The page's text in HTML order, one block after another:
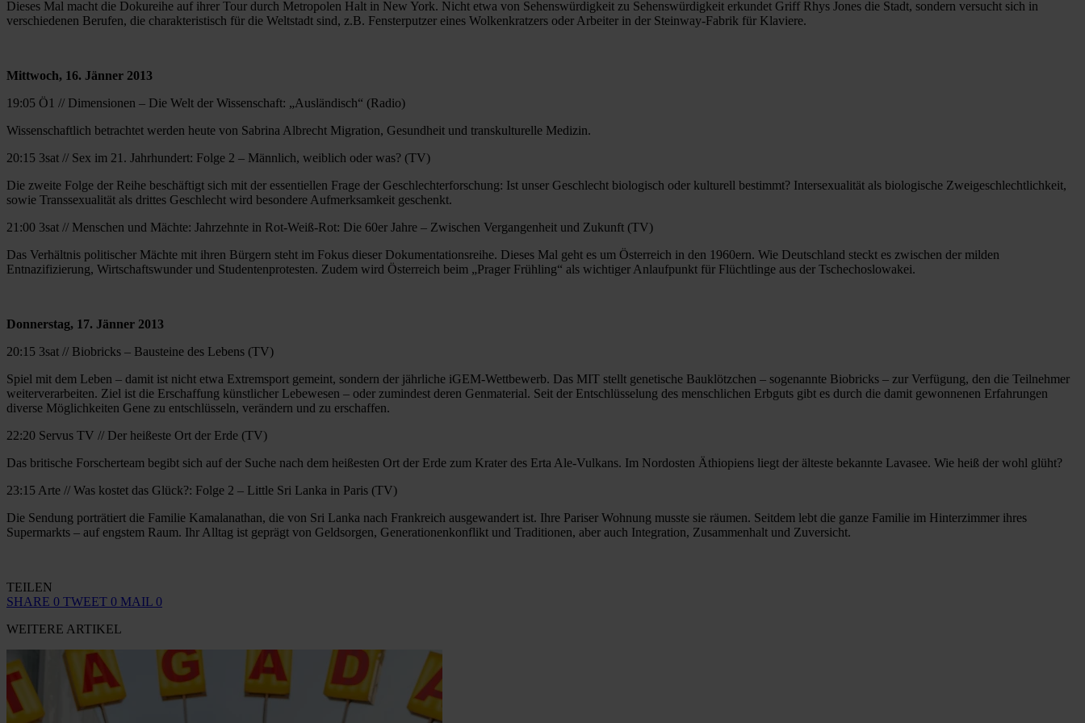
Dieses Mal macht die Dokureihe auf ihrer Tour durch Metropolen Halt in New York. Nicht etwa von Sehenswürdigkeit zu Sehenswürdigkeit erkundet Griff Rhys Jones die Stadt, sondern versucht sich in
verschiedenen Berufen, die charakteristisch für die Weltstadt sind, z.B. Fensterputzer eines Wolkenkratzers oder Arbeiter in der Steinway-Fabrik für Klaviere.
Mittwoch, 16. Jänner 2013
19:05 Ö1 // Dimensionen – Die Welt der Wissenschaft: „Ausländisch“ (Radio)
Wissenschaftlich betrachtet werden heute von Sabrina Albrecht Migration, Gesundheit und transkulturelle Medizin.
20:15 3sat // Sex im 21. Jahrhundert: Folge 2 – Männlich, weiblich oder was? (TV)
Die zweite Folge der Reihe beschäftigt sich mit der essentiellen Frage der Geschlechterforschung: Ist unser Geschlecht biologisch oder kulturell bestimmt? Intersexualität als biologische Zweigeschlechtlichkeit,
sowie Transsexualität als drittes Geschlecht wird besondere Aufmerksamkeit geschenkt.
21:00 3sat // Menschen und Mächte: Jahrzehnte in Rot-Weiß-Rot: Die 60er Jahre – Zwischen Vergangenheit und Zukunft (TV)
Das Verhältnis politischer Mächte mit ihren Bürgern steht im Fokus dieser Dokumentationsreihe. Dieses Mal geht es um Österreich in den 1960ern. Wie Deutschland steckt es zwischen der milden
Entnazifizierung, Wirtschaftswunder und Studentenprotesten. Zudem wird Österreich beim „Prager Frühling“ als wichtiger Anlaufpunkt für Flüchtlinge aus der Tschechoslowakei.
Donnerstag, 17. Jänner 2013
20:15 3sat // Biobricks – Bausteine des Lebens (TV)
Spiel mit dem Leben – damit ist nicht etwa Extremsport gemeint, sondern der jährliche iGEM-Wettbewerb. Das MIT stellt genetische Bauklötzchen – sogenannte Biobricks – zur Verfügung, den die Teilnehmer
weiterverarbeiten. Ziel ist die Erschaffung künstlicher Lebewesen – oder zumindest deren Genmaterial. Seit der Entschlüsselung des menschlichen Erbguts gibt es durch die damit gewonnenen Erfahrungen
diverse Möglichkeiten Gene zu entschlüsseln, verändern und zu erschaffen.
22:20 Servus TV // Der heißeste Ort der Erde (TV)
Das britische Forscherteam begibt sich auf der Suche nach dem heißesten Ort der Erde zum Krater des Erta Ale-Vulkans. Im Nordosten Äthiopiens liegt der älteste bekannte Lavasee. Wie heiß der wohl glüht?
23:15 Arte // Was kostet das Glück?: Folge 2 – Little Sri Lanka in Paris (TV)
Die Sendung porträtiert die Familie Kamalanathan, die von Sri Lanka nach Frankreich ausgewandert ist. Ihre Pariser Wohnung musste sie räumen. Seitdem lebt die ganze Familie im Hinterzimmer ihres
Supermarkts – auf engstem Raum. Ihr Alltag ist geprägt von Geldsorgen, Generationenkonflikt und Traditionen, aber auch Integration, Zusammenhalt und Zuversicht.
TEILEN
SHARE 0 TWEET 0 MAIL 0
WEITERE ARTIKEL